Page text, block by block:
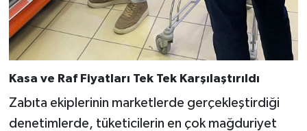
Kasa ve Raf Fiyatları Tek Tek Karşılaştırıldı
Zabıta ekiplerinin marketlerde gerçekleştirdiği
denetimlerde, tüketicilerin en çok mağduriyet